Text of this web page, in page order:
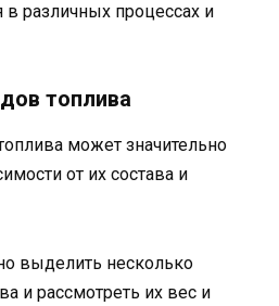
различных процессах и
топлива
может значительно
от их состава и
выделить несколько
и рассмотреть их вес и